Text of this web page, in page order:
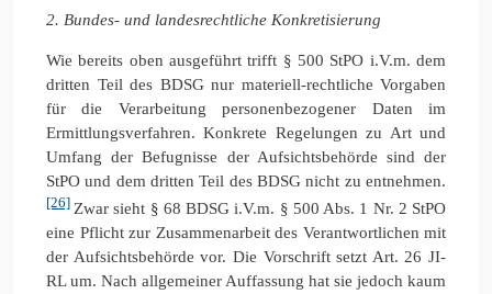
2. Bundes- und landesrechtliche Konkretisierung
Wie bereits oben ausgeführt trifft § 500 StPO i.V.m. dem
dritten Teil des BDSG nur materiell-rechtliche Vorgaben
für die Verarbeitung personenbezogener Daten im
Ermittlungsverfahren. Konkrete Regelungen zu Art und
Umfang der Befugnisse der Aufsichtsbehörde sind der
StPO und dem dritten Teil des BDSG nicht zu entnehmen.
[26] Zwar sieht § 68 BDSG i.V.m. § 500 Abs. 1 Nr. 2 StPO
eine Pflicht zur Zusammenarbeit des Verantwortlichen mit
der Aufsichtsbehörde vor. Die Vorschrift setzt Art. 26 JI-
RL um. Nach allgemeiner Auffassung hat sie jedoch kaum